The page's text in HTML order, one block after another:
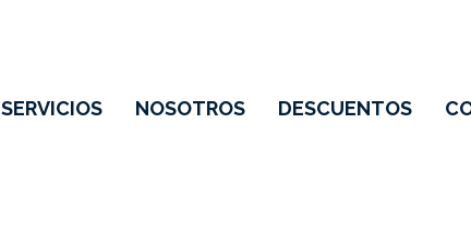
SERVICIOS NOSOTROS DESCUENTOS